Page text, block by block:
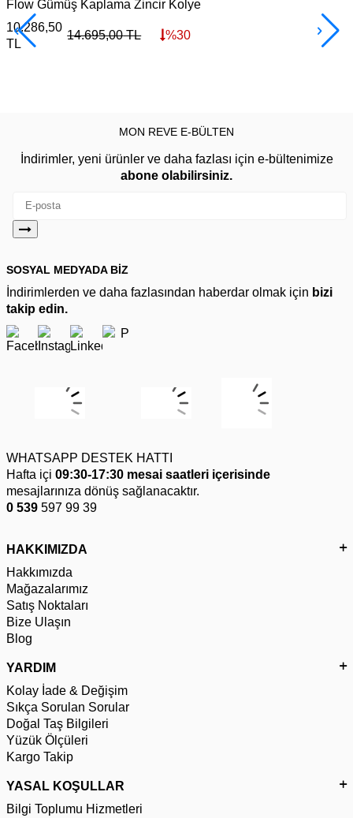
Flow Gümüş Kaplama Zincir Kolye
10.286,50
TL
14.695,00TL %30
MON REVE E-BÜLTEN
İndirimler, yeni ürünler ve daha fazlası için e-bültenimize
abone olabilirsiniz.
SOSYAL MEDYADA BİZ
İndirimlerden ve daha fazlasından haberdar olmak için bizi
takip edin.
WHATSAPP DESTEK HATTI
Hafta içi 09:30-17:30 mesai saatleri içerisinde
mesajlarınıza dönüş sağlanacaktır.
0 539 597 99 39
HAKKIMIZDA
Hakkımızda
Mağazalarımız
Satış Noktaları
Bize Ulaşın
Blog
YARDIM
Kolay İade & Değişim
Sıkça Sorulan Sorular
Doğal Taş Bilgileri
Yüzük Ölçüleri
Kargo Takip
YASAL KOŞULLAR
Bilgi Toplumu Hizmetleri